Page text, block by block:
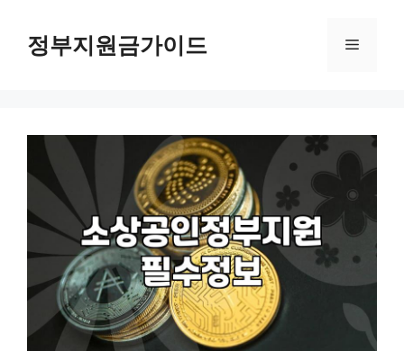
정부지원금가이드 메